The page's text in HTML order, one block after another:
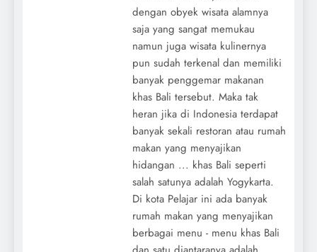
dengan obyek wisata alamnya
saja yang sangat memukau
namun juga wisata kulinernya
pun sudah terkenal dan memiliki
banyak penggemar makanan
khas Bali tersebut. Maka tak
heran jika di Indonesia terdapat
banyak sekali restoran atau rumah
makan yang menyajikan
hidangan ... khas Bali seperti
salah satunya adalah Yogykarta.
Di kota Pelajar ini ada banyak
rumah makan yang menyajikan
berbagai menu - menu khas Bali